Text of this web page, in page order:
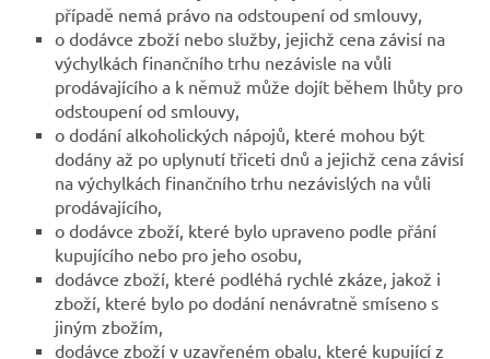
případě nemá právo na odstoupení od smlouvy,
o dodávce zboží nebo služby, jejichž cena závisí na
výchylkách finančního trhu nezávisle na vůli
prodávajícího a k němuž může dojít během lhůty pro
odstoupení od smlouvy,
o dodání alkoholických nápojů, které mohou být
dodány až po uplynutí třiceti dnů a jejichž cena závisí
na výchylkách finančního trhu nezávislých na vůli
prodávajícího,
o dodávce zboží, které bylo upraveno podle přání
kupujícího nebo pro jeho osobu,
dodávce zboží, které podléhá rychlé zkáze, jakož i
zboží, které bylo po dodání nenávratně smíseno s
jiným zbožím,
dodávce zboží v uzavřeném obalu, které kupující z